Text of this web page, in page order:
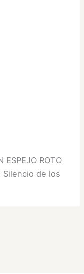
ESPEJO ROTO
Silencio de los